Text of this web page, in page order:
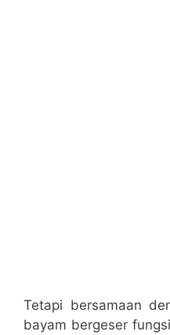
Tetapi bersamaan
bayam bergeser